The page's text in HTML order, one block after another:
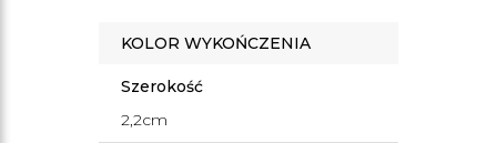
KOLOR WYKOŃCZENIA
Szerokość
2,2cm